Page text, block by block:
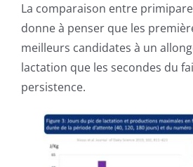
La comparaison entre
donne à penser que les
meilleurs candidates à un
lactation que les secondes du
persistence.